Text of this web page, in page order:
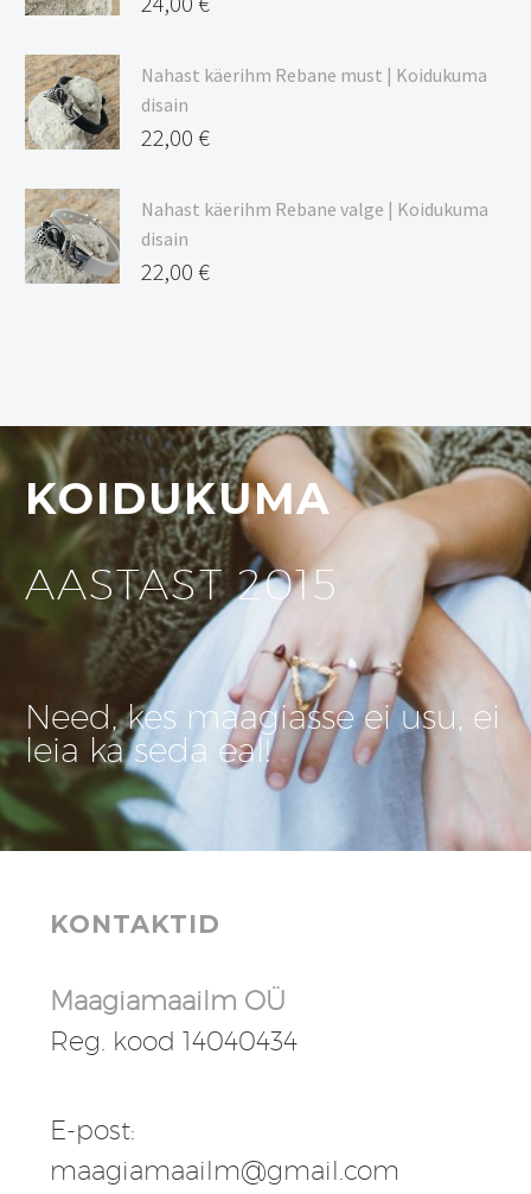
Nahast käerihm Rebane must | Koidukuma
disain
22,00 €
Nahast käerihm Rebane valge | Koidukuma
disain
22,00 €
KOIDUKUMA
AASTAST 2015
Need, kes maagiasse ei usu, ei
leia ka seda eal!
KONTAKTID
Maagiamaailm OÜ
Reg. kood 14040434
E-post:
maagiamaailm@gmail.com